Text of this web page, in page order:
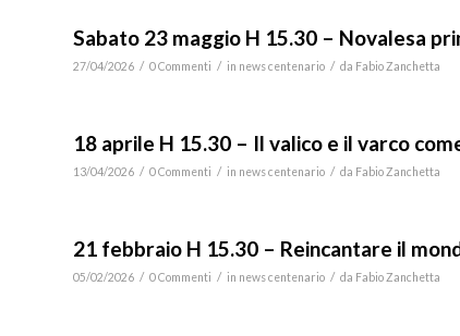
Sabato 23 maggio H 15.30 – Novalesa
27/04/2026 / 0 Commenti / in news centenario / da Fabio Zanchetta
18 aprile H 15.30 – Il valico e il varco
13/04/2026 / 0 Commenti / in news centenario / da Fabio Zanchetta
21 febbraio H 15.30 – Reincantare il
05/02/2026 / 0 Commenti / in news centenario / da Fabio Zanchetta